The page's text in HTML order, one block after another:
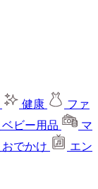
健康
ファ
ベビー用品
マ
おでかけ
エン